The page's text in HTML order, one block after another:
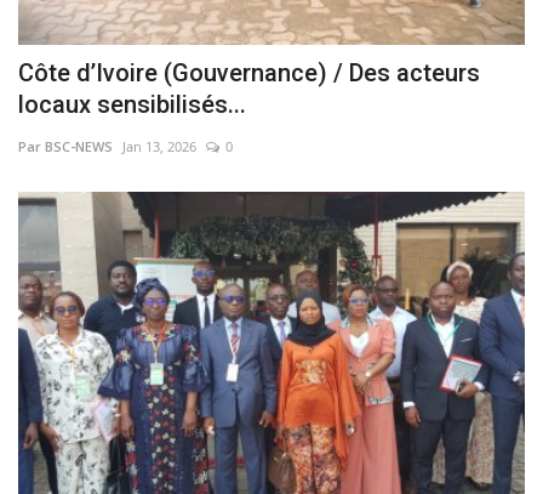
Côte d’Ivoire (Gouvernance) / Des acteurs
locaux sensibilisés...
Par BSC-NEWS Jan 13, 2026 0